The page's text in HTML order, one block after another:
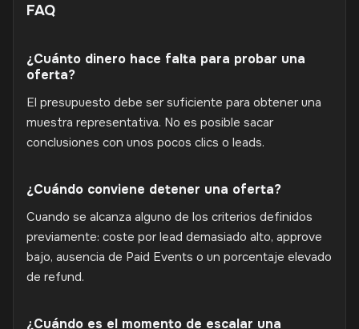
FAQ
¿Cuánto dinero hace falta para probar una
oferta?
El presupuesto debe ser suficiente para obtener una
muestra representativa. No es posible sacar
conclusiones con unos pocos clics o leads.
¿Cuándo conviene detener una oferta?
Cuando se alcanza alguno de los criterios definidos
previamente: coste por lead demasiado alto, approve
bajo, ausencia de Paid Events o un porcentaje elevado
de refund.
¿Cuándo es el momento de escalar una